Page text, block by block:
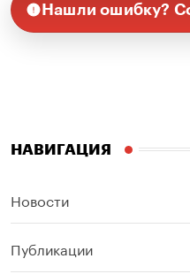
Нашли ошибку?
НАВИГАЦИЯ
Новости
Публикации